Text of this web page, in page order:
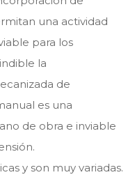
una actividad
para los
la
de
es una
de obra e inviable
y son muy variadas.